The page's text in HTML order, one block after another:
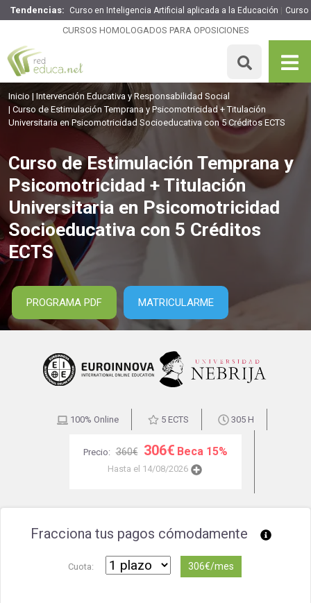
Tendencias: Curso en Inteligencia Artificial aplicada a la Educación Curso
CURSOS HOMOLOGADOS PARA OPOSICIONES
Curso de Estimulación Temprana y Psicomotricidad +
Titulación Universitaria en Psicomotricidad Socioeducativa
con 5 Créditos ECTS
305 H 5 ECTS
MATRICULARME
Inicio
Intervención Educativa y Responsabilidad Social
Curso de Estimulación Temprana y Psicomotricidad + Titulación
Universitaria en Psicomotricidad Socioeducativa con 5 Créditos ECTS
Curso de Estimulación Temprana y
Psicomotricidad + Titulación
Universitaria en Psicomotricidad
Socioeducativa con 5 Créditos
ECTS
PROGRAMA PDF MATRICULARME
100% Online 5 ECTS 305 H
Precio: 360€ 306€ Beca 15%
Hasta el 14/08/2026
Fracciona tus pagos cómodamente
Cuota: 306€/mes